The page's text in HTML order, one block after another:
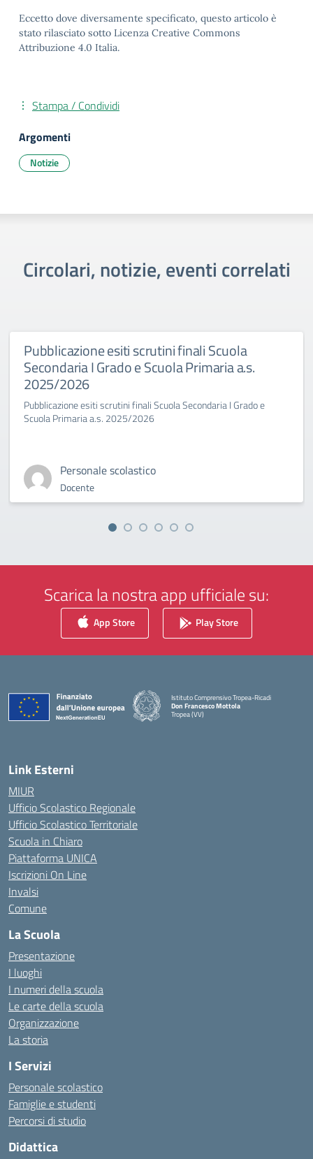
Eccetto dove diversamente specificato, questo articolo è
stato rilasciato sotto Licenza Creative Commons
Attribuzione 4.0 Italia.
Stampa / Condividi
Argomenti
Notizie
Circolari, notizie, eventi correlati
Pubblicazione esiti scrutini finali Scuola
Secondaria I Grado e Scuola Primaria a.s.
2025/2026
Pubblicazione esiti scrutini finali Scuola Secondaria I Grado e
Scuola Primaria a.s. 2025/2026
Personale scolastico
Docente
Scarica la nostra app ufficiale su:
App Store Play Store
Istituto Comprensivo Tropea-Ricadi
Don Francesco Mottola
Tropea (VV)
— Visita la pagina iniziale della scuola
Link Esterni
MIUR
Ufficio Scolastico Regionale
Ufficio Scolastico Territoriale
Scuola in Chiaro
Piattaforma UNICA
Iscrizioni On Line
Invalsi
Comune
La Scuola
Presentazione
I luoghi
I numeri della scuola
Le carte della scuola
Organizzazione
La storia
I Servizi
Personale scolastico
Famiglie e studenti
Percorsi di studio
Didattica